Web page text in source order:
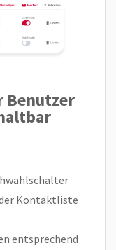
Benutzer
Kontaktliste
entsprechend